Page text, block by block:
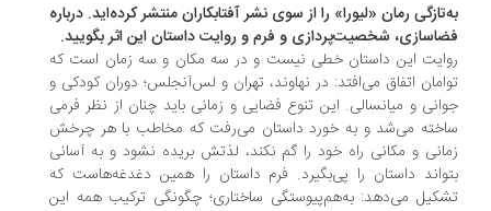
رمان‌ «لیورا» را از سوی نشر آفتابکاران منتشر کرده‌اید. درباره
شخصیت‌پردازی و فرم و روایت داستان این اثر بگویید.
این داستان خطی نیست و در سه مکان و سه زمان است که
اتفاق می‌افتد: در نهاوند، تهران و لس‌آنجلس؛ دوران کودکی و
و میانسالی. این تنوع فضایی و زمانی باید چنان از نظر فرمی
می‌شد و به خورد داستان می‌رفت که مخاطب با هر چرخش
و مکانی راه خود را گم نکند، لذتش بریده نشود و به آسانی
داستان را پی‌بگیرد. فرم داستان را همین دغدغه‌هاست که
می‌دهد: به‌هم‌پیوستگی ساختاری؛ چگونگی ترکیب همه این